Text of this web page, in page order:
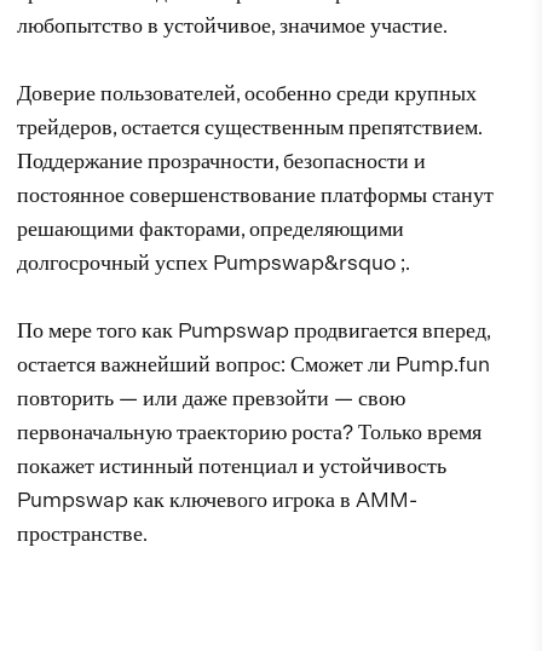
любопытство в устойчивое, значимое участие.
Доверие пользователей, особенно среди крупных
трейдеров, остается существенным препятствием.
Поддержание прозрачности, безопасности и
постоянное совершенствование платформы станут
решающими факторами, определяющими
долгосрочный успех Pumpswap&rsquo ;.
По мере того как Pumpswap продвигается вперед,
остается важнейший вопрос: Сможет ли Pump.fun
повторить — или даже превзойти — свою
первоначальную траекторию роста? Только время
покажет истинный потенциал и устойчивость
Pumpswap как ключевого игрока в AMM-
пространстве.